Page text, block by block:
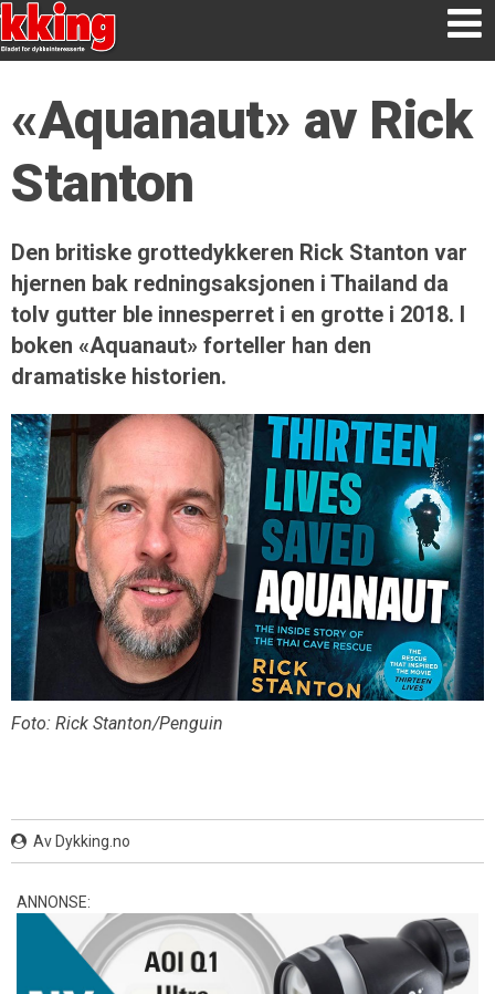
«Aquanaut» av Rick
Stanton
Den britiske grottedykkeren Rick Stanton var
hjernen bak redningsaksjonen i Thailand da
tolv gutter ble innesperret i en grotte i 2018. I
boken «Aquanaut» forteller han den
dramatiske historien.
Foto: Rick Stanton/Penguin
Av Dykking.no
ANNONSE: